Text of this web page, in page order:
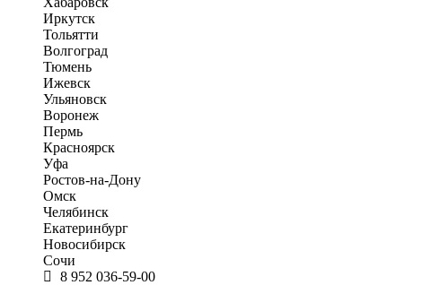
Иркутск
Тольятти
Волгоград
Тюмень
Ижевск
Ульяновск
Воронеж
Пермь
Красноярск
Уфа
Ростов-на-Дону
Омск
Челябинск
Екатеринбург
Новосибирск
Сочи
8 952 036-59-00